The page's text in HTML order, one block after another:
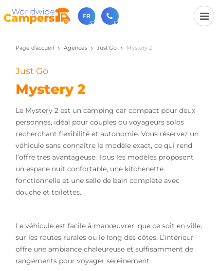
FR
+31 030-6974964
sales@worldwidecampers.com
Vous pouvez également nous envoyer un e-mail.
Page d’accueil Agences Just Go Mystery 2
Just Go
Mystery 2
Le Mystery 2 est un camping car compact pour deux
personnes, idéal pour couples ou voyageurs solos
recherchant flexibilité et autonomie. Vous réservez un
véhicule sans connaître le modèle exact, ce qui rend
l’offre très avantageuse. Tous les modèles proposent
un espace nuit confortable, une kitchenette
fonctionnelle et une salle de bain complète avec
douche et toilettes.
Le véhicule est facile à manœuvrer, que ce soit en ville,
sur les routes rurales ou le long des côtes. L’intérieur
offre une ambiance chaleureuse et suffisamment de
rangements pour voyager sereinement.